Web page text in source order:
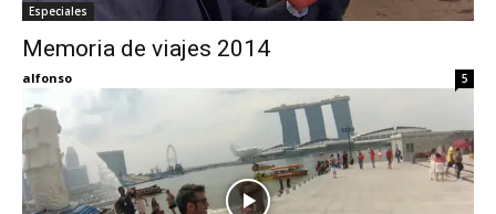
Especiales
Memoria de viajes 2014
alfonso 5